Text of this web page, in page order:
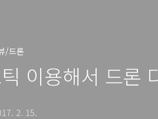
/드론
이용해서 드론
2. 15.